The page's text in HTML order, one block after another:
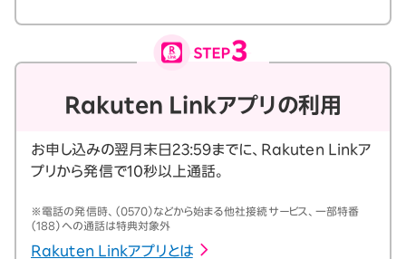
Rakuten Linkアプリの利用
お申し込みの翌月末日23:59までに、Rakuten Linkア
プリから発信で10秒以上通話。
※電話の発信時、（0570）などから始まる他社接続サービス、一部特番
（188）への通話は特典対象外
Rakuten Linkアプリとは